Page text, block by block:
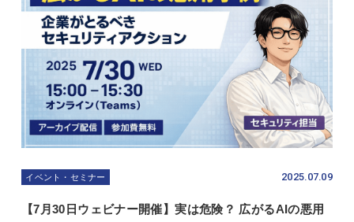
イベント・セミナー 2025.07.09
【7月30日ウェビナー開催】実は危険？ 広がるAIの悪用